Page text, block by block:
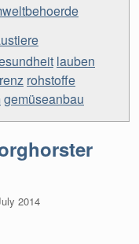
lauben
rohstoffe
gemüseanbau
2014